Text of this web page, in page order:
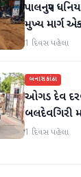
પાલનપુર
મુખ્ય માર્ગ
ગટરલાઇન
1 દિવસ પહેલા
બનાસકાંઠા
ઓગડ દેવ
બલદેવગિરી
અટકાયત બાદ
1 દિવસ પહેલા